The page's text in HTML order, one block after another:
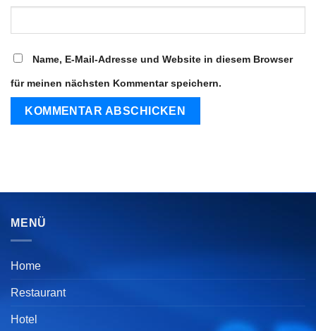
Name, E-Mail-Adresse und Website in diesem Browser
für meinen nächsten Kommentar speichern.
MENÜ
Home
Restaurant
Hotel